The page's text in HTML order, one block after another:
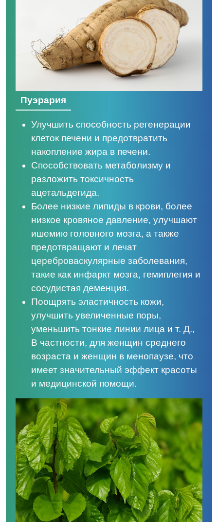
Пуэрария
Улучшить способность регенерации
клеток печени и предотвратить
накопление жира в печени.
Способствовать метаболизму и
разложить токсичность
ацетальдегида.
Более низкие липиды в крови, более
низкое кровяное давление, улучшают
ишемию головного мозга, а также
предотвращают и лечат
цереброваскулярные заболевания,
такие как инфаркт мозга, гемиплегия и
сосудистая деменция.
Поощрять эластичность кожи,
улучшить увеличенные поры,
уменьшить тонкие линии лица и т. Д.,
В частности, для женщин среднего
возраста и женщин в менопаузе, что
имеет значительный эффект красоты
и медицинской помощи.